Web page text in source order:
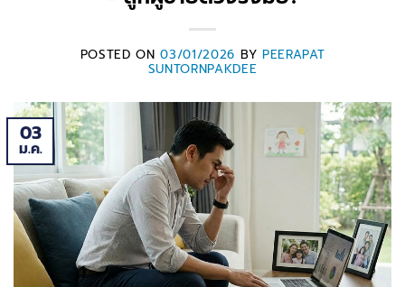
POSTED ON03/01/2026 BY PEERAPAT
SUNTORNPAKDEE
03
ม.ค.